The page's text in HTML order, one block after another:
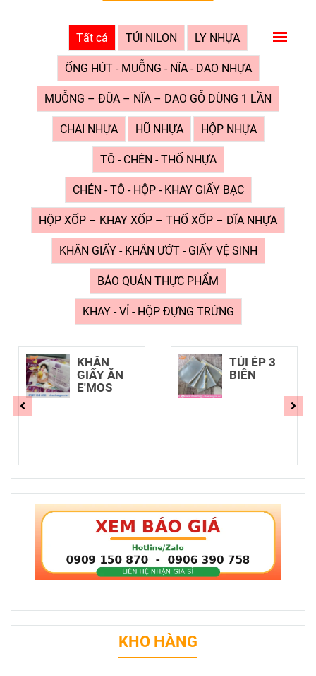
Tất cả TÚI NILON LY NHỰA
ỐNG HÚT - MUỖNG - NĨA - DAO NHỰA
MUỖNG – ĐŨA – NĨA – DAO GỖ DÙNG 1 LẦN
CHAI NHỰA HŨ NHỰA HỘP NHỰA
TÔ - CHÉN - THỐ NHỰA
CHÉN - TÔ - HỘP - KHAY GIẤY BẠC
HỘP XỐP – KHAY XỐP – THỐ XỐP – DĨA NHỰA
KHĂN GIẤY - KHĂN ƯỚT - GIẤY VỆ SINH
BẢO QUẢN THỰC PHẨM
KHAY - VỈ - HỘP ĐỰNG TRỨNG
KHĂN
GIẤY ĂN
E'MOS
TÚI ÉP 3
BIÊN
KHO HÀNG